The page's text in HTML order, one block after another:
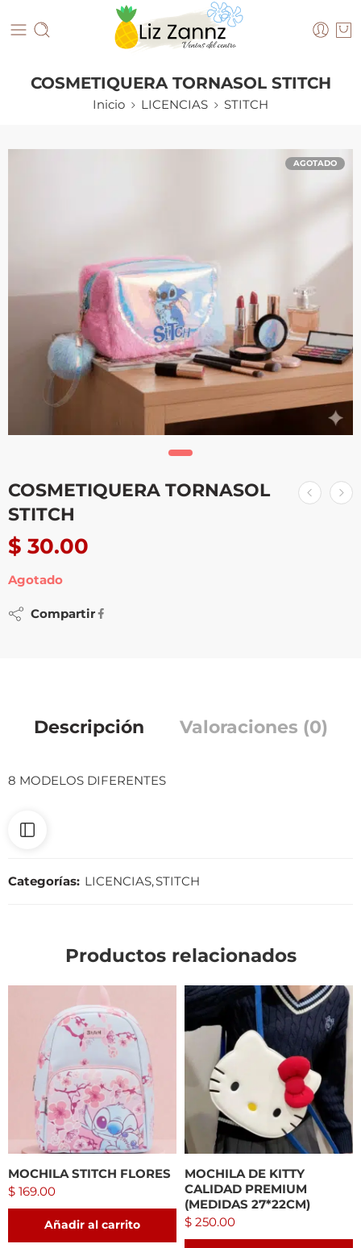
COSMETIQUERA TORNASOL STITCH
Inicio LICENCIAS STITCH
AGOTADO
COSMETIQUERA TORNASOL
STITCH
$ 30.00
Agotado
Compartir
Descripción Valoraciones (0)
8 MODELOS DIFERENTES
Categorías: LICENCIAS,STITCH
Productos relacionados
MOCHILA STITCH FLORES
$ 169.00
Añadir al carrito
MOCHILA DE KITTY
CALIDAD PREMIUM
(MEDIDAS 27*22CM)
$ 250.00